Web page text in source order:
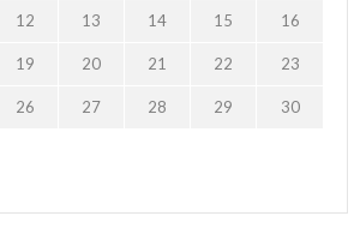
12 13 14 15 16
19 20 21 22 23
26 27 28 29 30